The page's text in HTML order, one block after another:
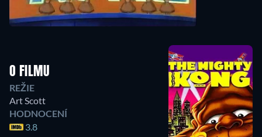
O FILMU
REŽIE
Art Scott
HODNOCENÍ
3.8